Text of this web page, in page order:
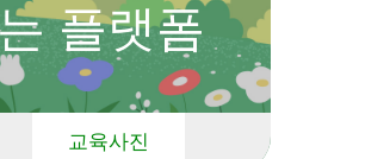
플랫폼
교육사진